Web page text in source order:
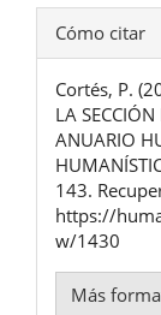
Detalles
del
Cómo citar
Cortés, P.
LA
ANUARIO
143.
https://
w/1430
Más